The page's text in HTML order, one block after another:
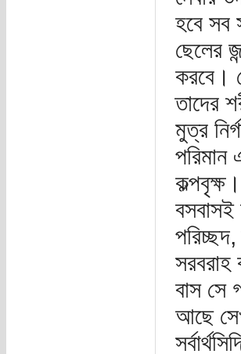
হবে সব
ছেলের
করবে।
তাদের
মুত্র
বসবাসই
বাস সে
আছে